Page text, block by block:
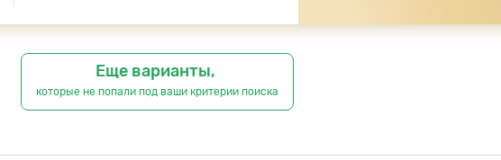
Еще варианты,
которые не попали под ваши критерии поиска